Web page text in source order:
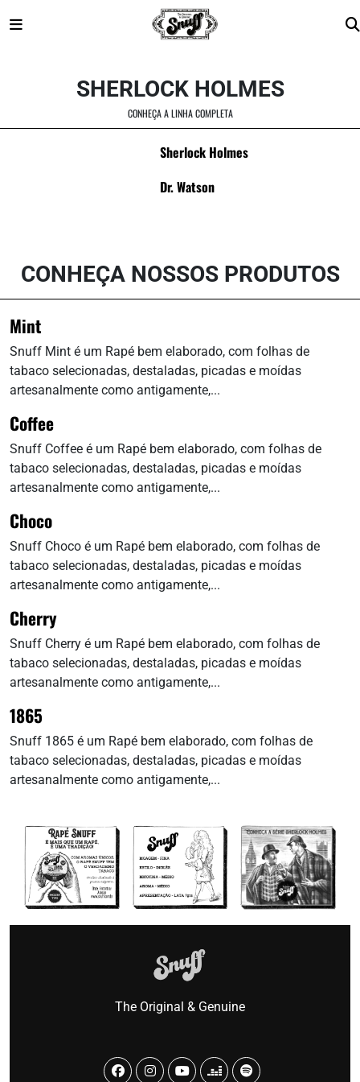
SHERLOCK HOLMES
CONHEÇA A LINHA COMPLETA
Sherlock Holmes
Dr. Watson
CONHEÇA NOSSOS PRODUTOS
Mint
Snuff Mint é um Rapé bem elaborado, com folhas de
tabaco selecionadas, destaladas, picadas e moídas
artesanalmente como antigamente,...
Coffee
Snuff Coffee é um Rapé bem elaborado, com folhas de
tabaco selecionadas, destaladas, picadas e moídas
artesanalmente como antigamente,...
Choco
Snuff Choco é um Rapé bem elaborado, com folhas de
tabaco selecionadas, destaladas, picadas e moídas
artesanalmente como antigamente,...
Cherry
Snuff Cherry é um Rapé bem elaborado, com folhas de
tabaco selecionadas, destaladas, picadas e moídas
artesanalmente como antigamente,...
1865
Snuff 1865 é um Rapé bem elaborado, com folhas de
tabaco selecionadas, destaladas, picadas e moídas
artesanalmente como antigamente,...
The Original & Genuine